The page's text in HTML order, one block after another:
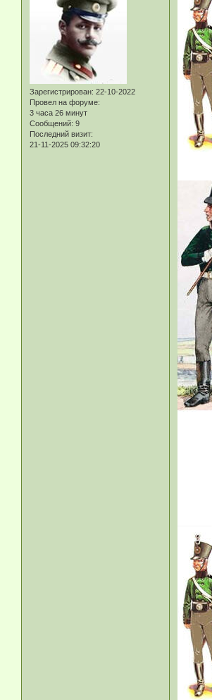
Зарегистрирован: 22-10-2022
Провел на форуме:
3 часа 26 минут
Сообщений: 9
Последний визит:
21-11-2025 09:32:20